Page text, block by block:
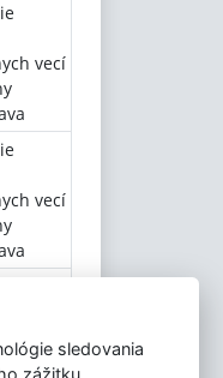
vecí
vecí
vecí
sledovania
zážitku